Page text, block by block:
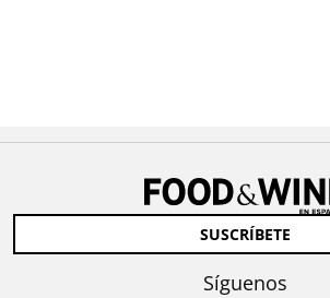
SUSCRÍBETE
Síguenos